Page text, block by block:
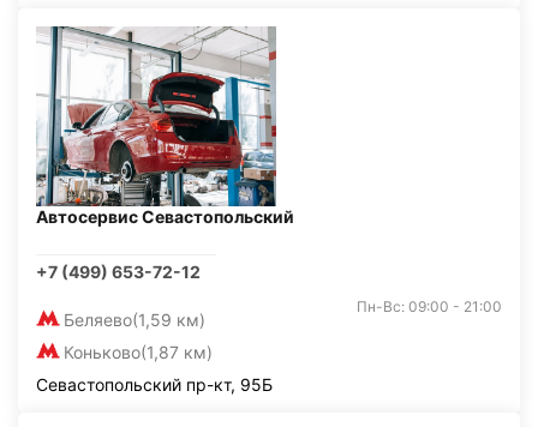
Автосервис Севастопольский
+7 (499) 653-72-12
Беляево(1,59 км)
Коньково(1,87 км)
Пн-Вс: 09:00 - 21:00
Севастопольский пр-кт, 95Б